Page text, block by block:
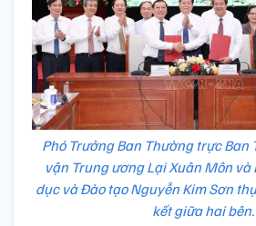
Phó Trưởng Ban Thường trực Ban
vận Trung ương Lại Xuân Môn và
dục và Đào tạo Nguyễn Kim Sơn
kết giữa hai bên.